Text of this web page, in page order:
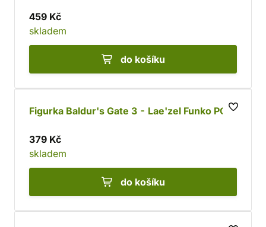
459 Kč
skladem
do košíku
Figurka Baldur's Gate 3 - Lae'zel Funko POP!
379 Kč
skladem
do košíku